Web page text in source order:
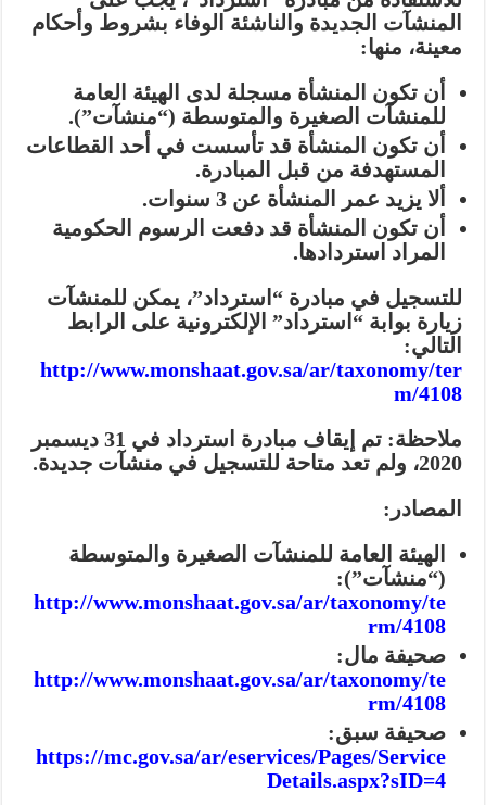
المنشآت الجديدة والناشئة الوفاء بشروط وأحكام
معينة، منها:
أن تكون المنشأة مسجلة لدى الهيئة العامة
للمنشآت الصغيرة والمتوسطة (“منشآت”).
أن تكون المنشأة قد تأسست في أحد القطاعات
المستهدفة من قبل المبادرة.
ألا يزيد عمر المنشأة عن 3 سنوات.
أن تكون المنشأة قد دفعت الرسوم الحكومية
المراد استردادها.
للتسجيل في مبادرة “استرداد”، يمكن للمنشآت
زيارة بوابة “استرداد” الإلكترونية على الرابط
التالي:
http://www.monshaat.gov.sa/ar/taxonomy/ter
m/4108
ملاحظة:
تم إيقاف مبادرة استرداد في 31 ديسمبر
2020، ولم تعد متاحة للتسجيل في منشآت جديدة.
المصادر:
الهيئة العامة للمنشآت الصغيرة والمتوسطة
(“منشآت”):
http://www.monshaat.gov.sa/ar/taxonomy/te
rm/4108
صحيفة مال:
http://www.monshaat.gov.sa/ar/taxonomy/te
rm/4108
صحيفة سبق:
https://mc.gov.sa/ar/eservices/Pages/Service
Details.aspx?sID=4